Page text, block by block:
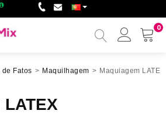
0
Minha
Fatos > Maquilhagem > Maquiagem LATEX